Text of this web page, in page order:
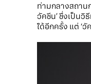
ท่ามกลางสถาน
วัคซีน’ ซึ่งเป็นวิ
ได้อีกครั้ง แต่ ‘